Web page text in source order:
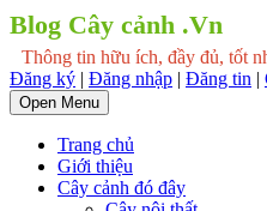
Blog Cây cảnh .Vn
Thông tin hữu ích, đầy đủ, tốt
Đăng ký | Đăng nhập | Đăng tin |
Open Menu
Trang chủ
Giới thiệu
Cây cảnh đó đây